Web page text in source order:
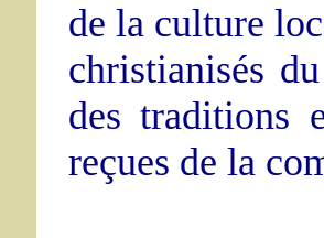
de la culture
christianisés
des traditions
reçues de la